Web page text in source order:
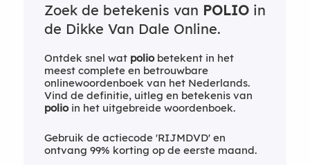
Zoek de betekenis van POLIOin
de Dikke Van Dale Online.
Ontdek snel wat poliobetekent in het
meest complete en betrouwbare
onlinewoordenboek van het Nederlands.
Vind de definitie, uitleg en betekenis van
polioin het uitgebreide woordenboek.
Gebruik de actiecode 'RIJMDVD' en
ontvang 99% korting op de eerste maand.